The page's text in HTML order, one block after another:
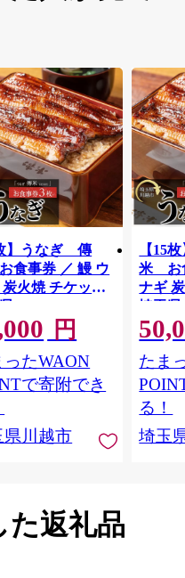
】うなぎ 傳
食事券 ／ 鰻 ウ
火焼 チケット
円
ったWAON
で寄附でき
県川越市
【15
米 お
ナギ
埼玉県
たま
る！
埼玉
た返礼品